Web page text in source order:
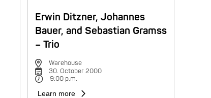
Erwin Ditzner, Johannes
Bauer, and Sebastian Gramss
– Trio
Warehouse
30. October 2000
9:00 p.m.
Learn more